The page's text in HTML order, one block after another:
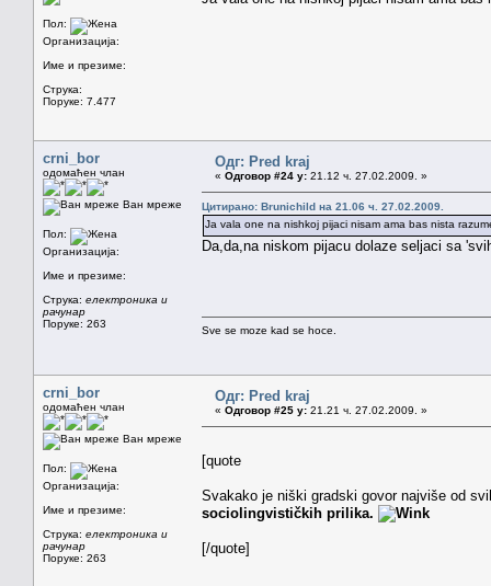
Пол:
Организација:
Име и презиме:
Струка:
Поруке: 7.477
crni_bor
одомаћен члан
Ван мреже
Пол:
Организација:
Име и презиме:
Струка: електроника и
рачунар
Поруке: 263
Одг: Pred kraj
« Одговор #24 у: 21.12 ч. 27.02.2009. »
Цитирано: Brunichild на 21.06 ч. 27.02.2009.
Ja vala one na nishkoj pijaci nisam ama bas nista
Da,da,na niskom pijacu dolaze seljaci sa
Sve se moze kad se hoce.
crni_bor
одомаћен члан
Ван мреже
Пол:
Организација:
Име и презиме:
Струка: електроника и
рачунар
Поруке: 263
Одг: Pred kraj
« Одговор #25 у: 21.21 ч. 27.02.2009. »
[quote
Svakako je niški gradski govor najviše od
sociolingvističkih prilika.
[/quote]